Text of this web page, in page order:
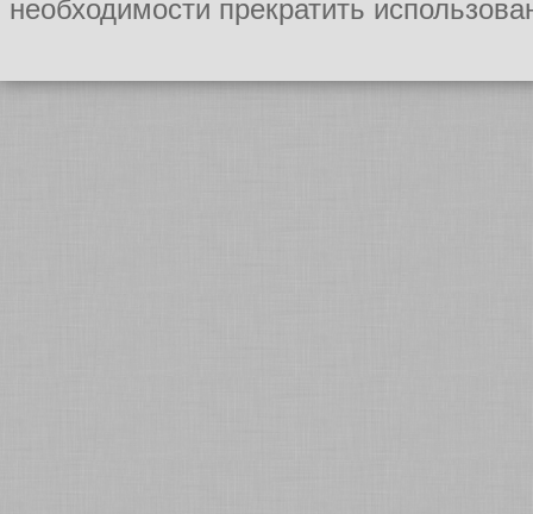
необходимости прекратить